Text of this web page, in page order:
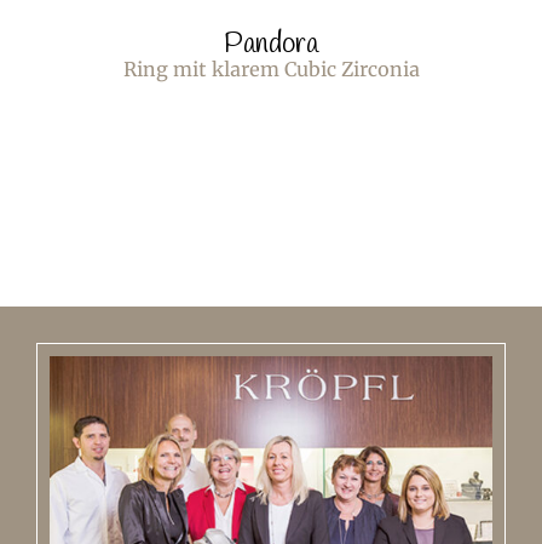
Pandora
Ring mit klarem Cubic Zirconia